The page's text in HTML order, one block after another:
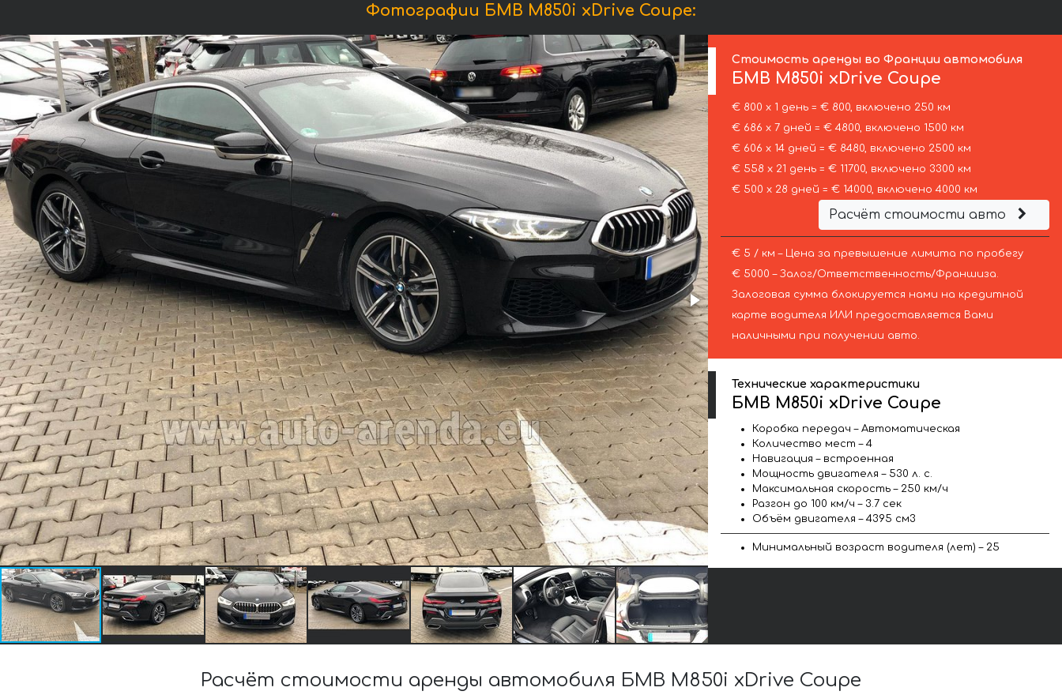
Фотографии БМВ M850i xDrive Coupe:
Стоимость аренды во Франции автомобиля
БМВ M850i xDrive Coupe
€ 800 х 1 день = € 800, включено 250 км
€ 686 х 7 дней = € 4800, включено 1500 км
€ 606 х 14 дней = € 8480, включено 2500 км
€ 558 х 21 день = € 11700, включено 3300 км
€ 500 х 28 дней = € 14000, включено 4000 км
Расчёт стоимости авто
€ 5 / км – Цена за превышение лимита по пробегу
€ 5000 – Залог/Ответственность/Франшиза.
Залоговая сумма блокируется нами на кредитной
карте водителя ИЛИ предоставляется Вами
наличными при получении авто.
Технические характеристики
БМВ M850i xDrive Coupe
Коробка передач – Автоматическая
Количество мест – 4
Навигация – встроенная
Мощность двигателя – 530 л. с.
Максимальная скорость – 250 км/ч
Разгон до 100 км/ч – 3.7 сек
Объём двигателя – 4395 см3
Минимальный возраст водителя (лет) – 25
Расчёт стоимости аренды автомобиля БМВ M850i xDrive Coupe